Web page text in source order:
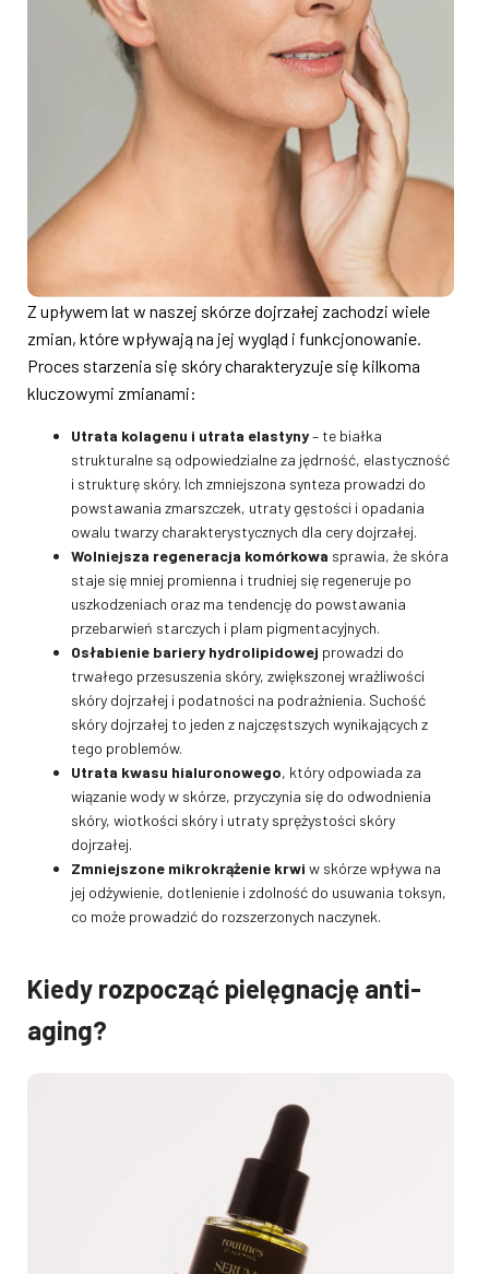
Z upływem lat w naszej skórze dojrzałej zachodzi wiele
zmian, które wpływają na jej wygląd i funkcjonowanie.
Proces starzenia się skóry charakteryzuje się kilkoma
kluczowymi zmianami:
Utrata kolagenu i utrata elastyny– te białka
strukturalne są odpowiedzialne za jędrność, elastyczność
i strukturę skóry. Ich zmniejszona synteza prowadzi do
powstawania zmarszczek, utraty gęstości i opadania
owalu twarzy charakterystycznych dla cery dojrzałej.
Wolniejsza regeneracja komórkowa sprawia, że skóra
staje się mniej promienna i trudniej się regeneruje po
uszkodzeniach oraz ma tendencję do powstawania
przebarwień starczych i plam pigmentacyjnych.
Osłabienie bariery hydrolipidowej prowadzi do
trwałego przesuszenia skóry, zwiększonej wrażliwości
skóry dojrzałej i podatności na podrażnienia. Suchość
skóry dojrzałej to jeden z najczęstszych wynikających z
tego problemów.
Utrata kwasu hialuronowego, który odpowiada za
wiązanie wody w skórze, przyczynia się do odwodnienia
skóry, wiotkości skóry i utraty sprężystości skóry
dojrzałej.
Zmniejszone mikrokrążenie krwi w skórze wpływa na
jej odżywienie, dotlenienie i zdolność do usuwania toksyn,
co może prowadzić do rozszerzonych naczynek.
Kiedy rozpocząć pielęgnację anti-
aging?